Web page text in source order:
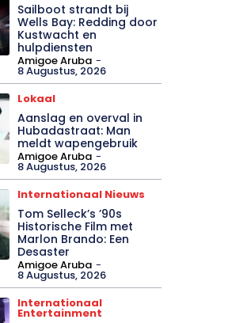
Sailboot strandt bij
Wells Bay: Redding door
Kustwacht en
hulpdiensten
Amigoe Aruba -
8 Augustus, 2026
Lokaal
Aanslag en overval in
Hubadastraat: Man
meldt wapengebruik
Amigoe Aruba -
8 Augustus, 2026
Internationaal Nieuws
Tom Selleck’s ’90s
Historische Film met
Marlon Brando: Een
Desaster
Amigoe Aruba -
8 Augustus, 2026
Internationaal
Entertainment